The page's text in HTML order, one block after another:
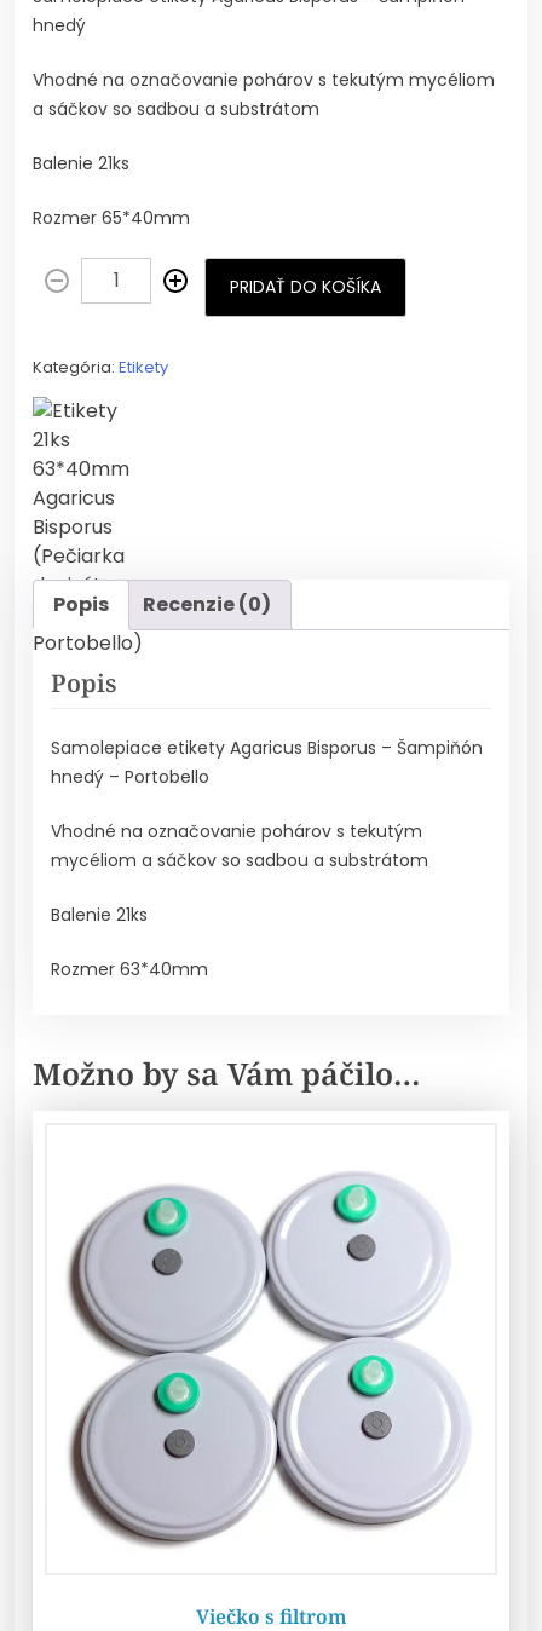
hnedý
Vhodné na označovanie pohárov s tekutým mycéliom
a sáčkov so sadbou a substrátom
Balenie 21ks
Rozmer 65*40mm
PRIDAŤ DO KOŠÍKA
Kategória: Etikety
Popis Recenzie (0)
Popis
Samolepiace etikety Agaricus Bisporus – Šampiňón
hnedý – Portobello
Vhodné na označovanie pohárov s tekutým
mycéliom a sáčkov so sadbou a substrátom
Balenie 21ks
Rozmer 63*40mm
Možno by sa Vám páčilo…
Viečko s filtrom